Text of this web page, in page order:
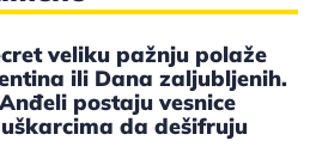
veliku pažnju polaže
ili Dana zaljubljenih.
postaju vesnice
da dešifruju